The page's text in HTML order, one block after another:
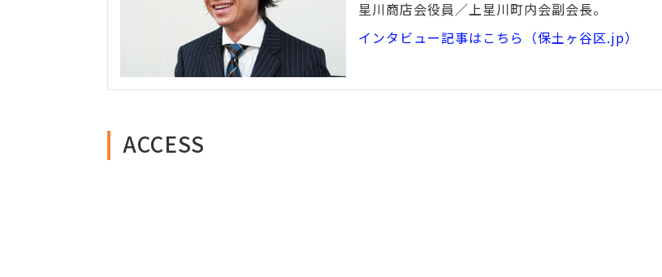
星川商店会役員／上星川町内会副会長。
インタビュー記事はこちら（保土ヶ谷区.jp）
ACCESS